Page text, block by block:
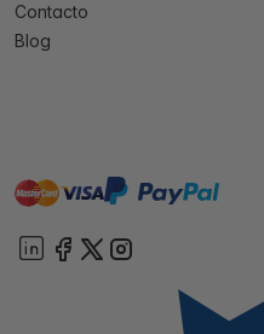
Contacto
Blog
mastervisa paypal